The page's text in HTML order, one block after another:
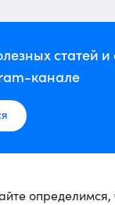
статей
канале
определимся,